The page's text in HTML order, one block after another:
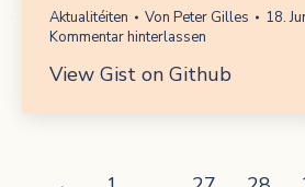
Aktualitéiten Von Peter Gilles
18.
Kommentar hinterlassen
View Gist on Github